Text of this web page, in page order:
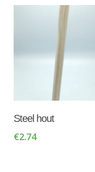
Winkelwagen
Steel hout
€2.74